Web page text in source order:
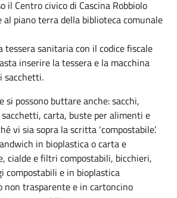
il Centro civico di Cascina Robbiolo
al piano terra della biblioteca comunale
sanitaria con il codice fiscale
inserire la tessera e la macchina
sacchetti.
si possono buttare anche: sacchi,
sacchetti, carta, buste per alimenti e
vi sia sopra la scritta ‘compostabile’.
in bioplastica o carta e
cialde e filtri compostabili, bicchieri,
compostabili e in bioplastica
non trasparente e in cartoncino